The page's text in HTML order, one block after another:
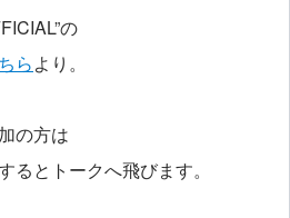
の
らより。
の方は
るとトークへ飛びます。